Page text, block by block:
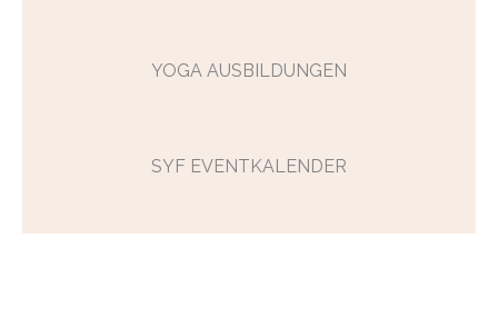
YOGA AUSBILDUNGEN
SYF EVENTKALENDER​